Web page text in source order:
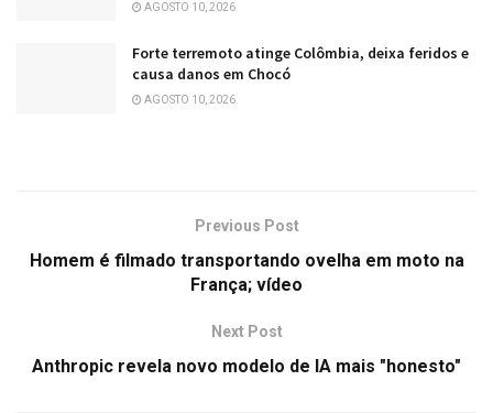
AGOSTO 10, 2026
Forte terremoto atinge Colômbia, deixa feridos e
causa danos em Chocó
AGOSTO 10, 2026
Previous Post
Homem é filmado transportando ovelha em moto na
França; vídeo
Next Post
Anthropic revela novo modelo de IA mais "honesto"